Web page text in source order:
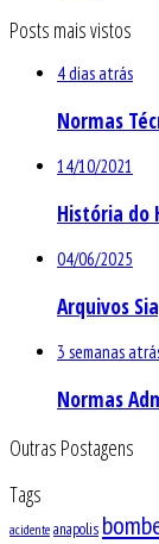
Posts mais vistos
4 dias atrás
Normas
14/10/2021
História do
04/06/2025
Arquivos
3 semanas
Normas
Outras Postagens
Tags
acidente anapolis